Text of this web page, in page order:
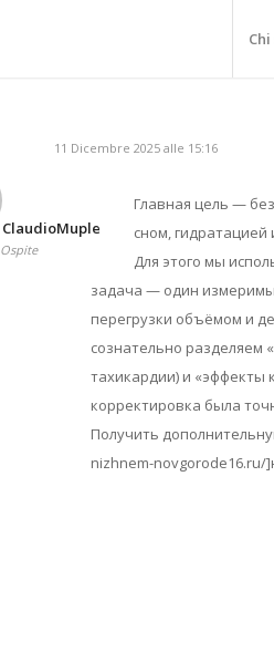
11 Dicembre 2025 alle 15:16
ClaudioMuple
Ospite
Главная цель —
сном,
Для этого мы
задача — один
перегрузки объёмом и
сознательно разделяем
тахикардии) и «эффекты
корректировка была
Получить
nizhnem-novgorode16.ru/